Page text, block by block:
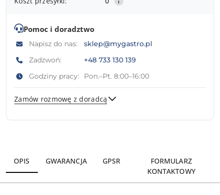
Pomoc i doradztwo
Napisz do nas:
sklep@mygastro.pl
Zadzwoń:
+48 733 130 139
Godziny pracy:
Pon.–Pt. 8:00–16:00
Zamów rozmowę z doradcą
OPIS GWARANCJA GPSR
FORMULARZ
KONTAKTOWY